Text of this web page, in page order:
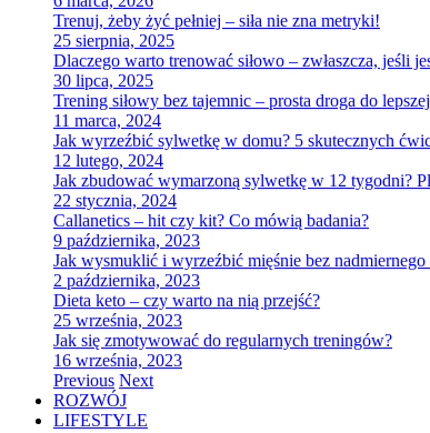
Trenuj, żeby żyć pełniej – siła nie zna metryki!
25 sierpnia, 2025
Dlaczego warto trenować siłowo – zwłaszcza, jeśli
30 lipca, 2025
Trening siłowy bez tajemnic – prosta droga do
11 marca, 2024
Jak wyrzeźbić sylwetkę w domu? 5 skutecznych
12 lutego, 2024
Jak zbudować wymarzoną sylwetkę w 12 tygodni?
22 stycznia, 2024
Callanetics – hit czy kit? Co mówią badania?
9 października, 2023
Jak wysmuklić i wyrzeźbić mięśnie bez
2 października, 2023
Dieta keto – czy warto na nią przejść?
25 września, 2023
Jak się zmotywować do regularnych treningów?
16 września, 2023
Previous Next
ROZWÓJ
LIFESTYLE